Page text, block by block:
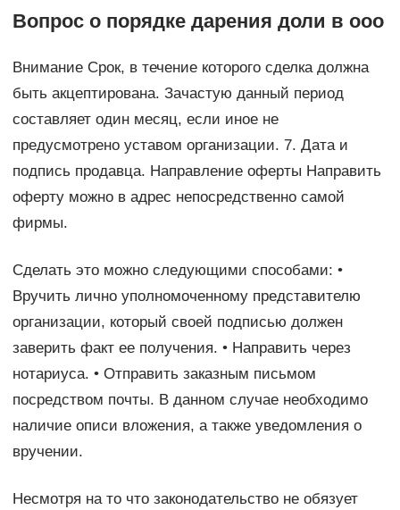
Вопрос о порядке дарения доли в ооо
Внимание Срок, в течение которого сделка должна
быть акцептирована. Зачастую данный период
составляет один месяц, если иное не
предусмотрено уставом организации. 7. Дата и
подпись продавца. Направление оферты Направить
оферту можно в адрес непосредственно самой
фирмы.
Сделать это можно следующими способами: •
Вручить лично уполномоченному представителю
организации, который своей подписью должен
заверить факт ее получения. • Направить через
нотариуса. • Отправить заказным письмом
посредством почты. В данном случае необходимо
наличие описи вложения, а также уведомления о
вручении.
Несмотря на то что законодательство не обязует